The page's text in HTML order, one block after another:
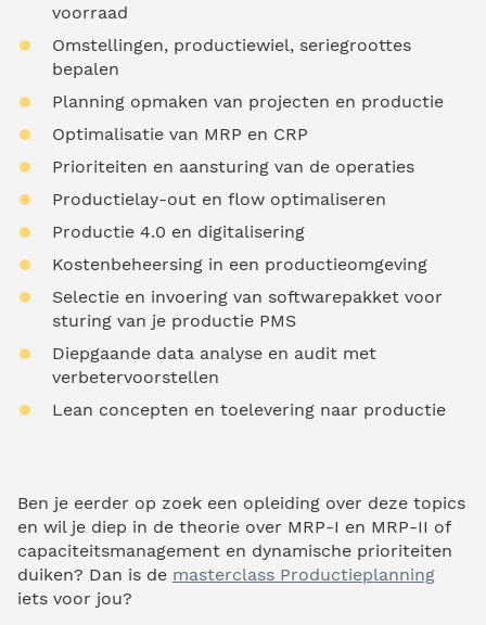
voorraad
Omstellingen, productiewiel, seriegroottes
bepalen
Planning opmaken van projecten en productie
Optimalisatie van MRP en CRP
Prioriteiten en aansturing van de operaties
Productielay-out en flow optimaliseren
Productie 4.0 en digitalisering
Kostenbeheersing in een productieomgeving
Selectie en invoering van softwarepakket voor
sturing van je productie PMS
Diepgaande data analyse en audit met
verbetervoorstellen
Lean concepten en toelevering naar productie
Ben je eerder op zoek een opleiding over deze topics
en wil je diep in de theorie over MRP-I en MRP-II of
capaciteitsmanagement en dynamische prioriteiten
duiken? Dan is de masterclass Productieplanning
iets voor jou?